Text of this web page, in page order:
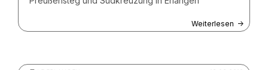
Weiterlesen